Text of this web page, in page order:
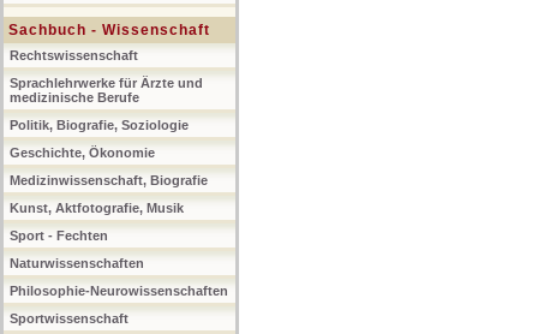
Sachbuch - Wissenschaft
Rechtswissenschaft
Sprachlehrwerke für Ärzte und
medizinische Berufe
Politik, Biografie, Soziologie
Geschichte, Ökonomie
Medizinwissenschaft, Biografie
Kunst, Aktfotografie, Musik
Sport - Fechten
Naturwissenschaften
Philosophie-Neurowissenschaften
Sportwissenschaft